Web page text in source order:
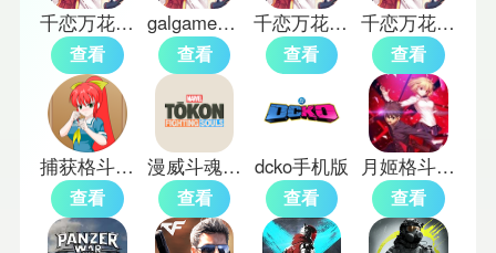
千恋万花galgame
查看
galgame千恋万花
查看
千恋万花冷狐版
查看
千恋万花galgame手机版
查看
捕获格斗娘新版
查看
漫威斗魂手机版
查看
dcko手机版
查看
月姬格斗汉化版
查看